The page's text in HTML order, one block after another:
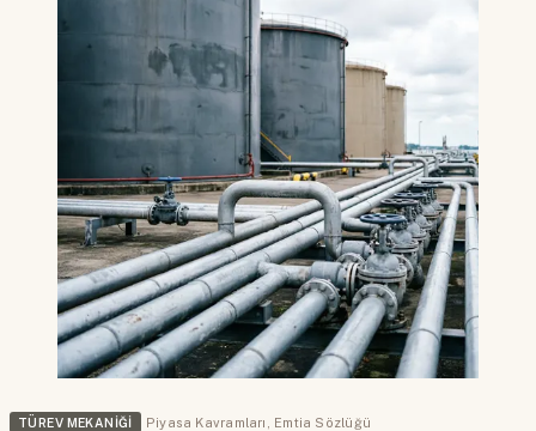
TÜREV MEKANIĞI Piyasa Kavramları Emtia Sözlüğü